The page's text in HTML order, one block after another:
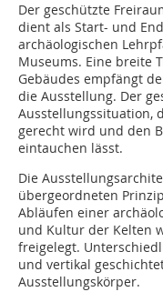
Der geschützte
dient als Start- und
archäologischen
Museums. Eine breite
Gebäudes empfängt
die Ausstellung. Der
Ausstellungssituation,
gerecht wird und den
eintauchen lässt.
Die
übergeordneten
Abläufen einer
und Kultur der Kelten
freigelegt.
und vertikal
Ausstellungskörper.